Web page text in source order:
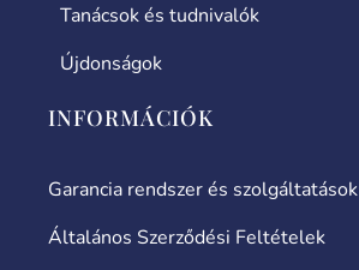
Tanácsok és tudnivalók
Újdonságok
INFORMÁCIÓK
Garancia rendszer és szolgáltatások
Általános Szerződési Feltételek